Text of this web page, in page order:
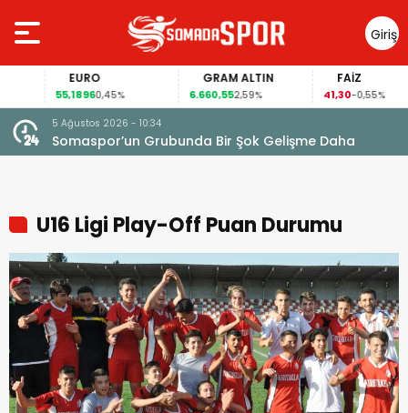
Giriş
Yap
EURO
55,18960,45%
GRAM ALTIN
6.660,552,59%
FAİZ
41,30-0,55%
5 Ağustos 2026 - 10:34
Somaspor’un Grubunda Bir Şok Gelişme Daha
U16 Ligi Play-Off Puan Durumu